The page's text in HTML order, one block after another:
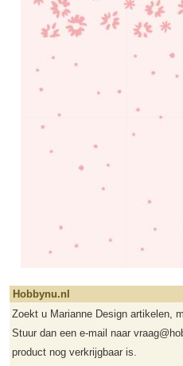
Hobbynu.nl
Zoekt u Marianne Design artikelen,
Stuur dan een e-mail naar
product nog verkrijgbaar is.